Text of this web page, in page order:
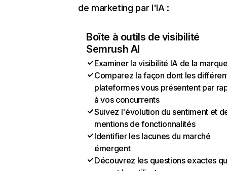
de marketing par l'IA :
Boîte à outils de visibilité
Semrush AI
Examiner la visibilité IA de la
Comparez la façon dont les
plateformes vous présentent par
à vos concurrents
Suivez l'évolution du sentiment et
mentions de fonctionnalités
Identifier les lacunes du marché
émergent
Découvrez les questions exactes